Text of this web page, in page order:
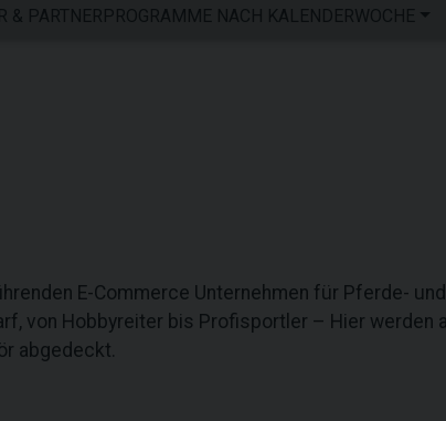
& PARTNERPROGRAMME NACH KALENDERWOCHE
E-Commerce Unternehmen für Pferde-
von Hobbyreiter bis Profisportler – Hier werden
abgedeckt.